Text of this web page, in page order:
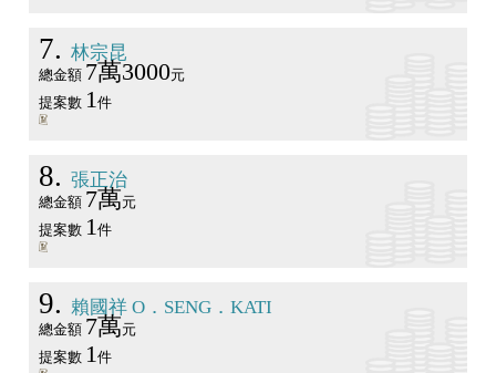
7 林宗昆
總金額 7萬3000元
提案數 1 件
8 張正治
總金額 7萬元
提案數 1 件
9 賴國祥 O．SENG．KATI
總金額 7萬元
提案數 1 件